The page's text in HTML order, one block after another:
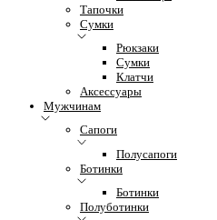
Тапочки
Сумки
Рюкзаки
Сумки
Клатчи
Аксессуары
Мужчинам
Сапоги
Полусапоги
Ботинки
Ботинки
Полуботинки